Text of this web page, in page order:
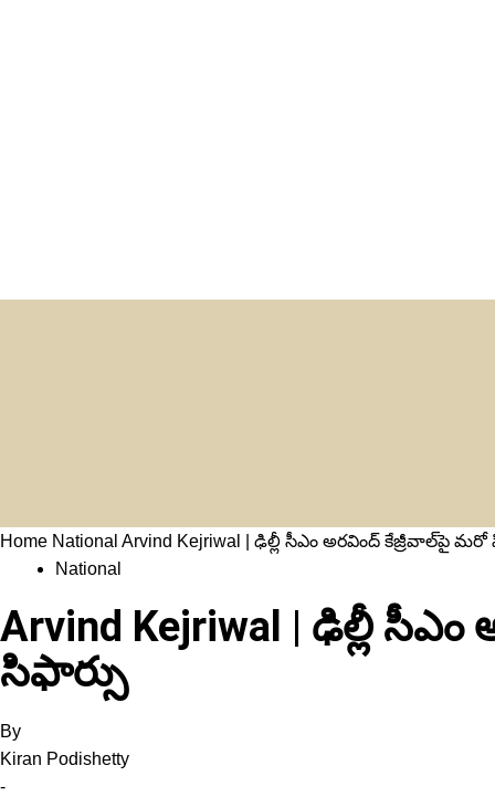
Home National Arvind Kejriwal | ఢిల్లీ సీఎం అరవింద్‌ కేజ్రీవాల్‌పై మరో
National
Arvind Kejriwal | ఢిల్లీ
సిఫార్సు
By
Kiran Podishetty
-